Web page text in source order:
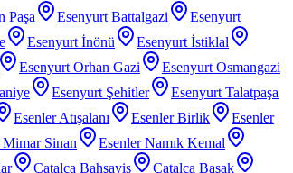
Paşa Esenyurt Battalgazi
Esenyurt
Esenyurt İnönü
Esenyurt İstiklal
Esenyurt Orhan Gazi
Esenyurt Osmangazi
Esenyurt Şehitler
Esenyurt Talatpaşa
Esenler Atışalanı Esenler Birlik
Esenler
Mimar Sinan
Esenler Namık Kemal
Çatalca Bahşayiş
Çatalca Başak